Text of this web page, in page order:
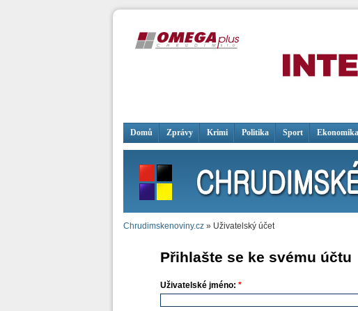
Domů Zprávy Krimi Politika Sport Ekonomika
Chrudimskenoviny.cz » Uživatelský účet
Přihlašte se ke svému účtu
Uživatelské jméno: *